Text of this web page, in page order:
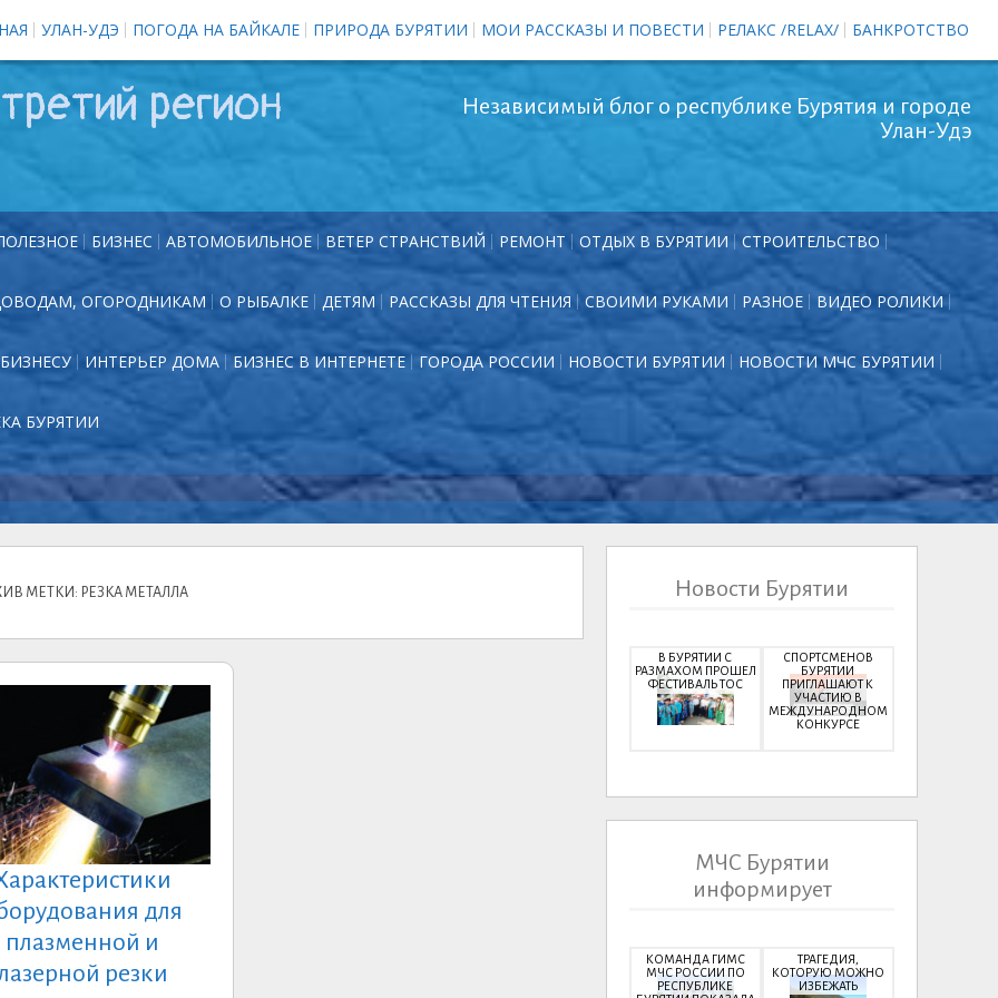
УЛАН-УДЭ ПОГОДА НА БАЙКАЛЕ ПРИРОДА БУРЯТИИ МОИ РАССКАЗЫ И ПОВЕСТИ РЕЛАКС /RELAX/ БАНКРОТСТВО
регион
Независимый блог о республике Бурятия и городе
Улан-Удэ
БИЗНЕС АВТОМОБИЛЬНОЕ ВЕТЕР СТРАНСТВИЙ РЕМОНТ ОТДЫХ В БУРЯТИИ СТРОИТЕЛЬСТВО
ОГОРОДНИКАМ О РЫБАЛКЕ ДЕТЯМ РАССКАЗЫ ДЛЯ ЧТЕНИЯ СВОИМИ РУКАМИ РАЗНОЕ ВИДЕО РОЛИКИ
БИЗНЕСУ ИНТЕРЬЕР ДОМА БИЗНЕС В ИНТЕРНЕТЕ ГОРОДА РОССИИ НОВОСТИ БУРЯТИИ НОВОСТИ МЧС БУРЯТИИ
БУРЯТИИ
МЕТКИ: РЕЗКА МЕТАЛЛА
для
плазменной и
резки
Новости Бурятии
В БУРЯТИИ С
РАЗМАХОМ ПРОШЕЛ
ФЕСТИВАЛЬ ТОС
СПОРТСМЕНОВ
БУРЯТИИ
ПРИГЛАШАЮТ К
УЧАСТИЮ В
МЕЖДУНАРОДНОМ
КОНКУРСЕ
МЧС Бурятии
информирует
КОМАНДА ГИМС
МЧС РОССИИ ПО
РЕСПУБЛИКЕ
ТРАГЕДИЯ,
КОТОРУЮ МОЖНО
ИЗБЕЖАТЬ